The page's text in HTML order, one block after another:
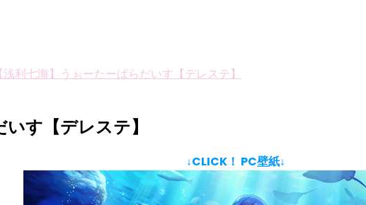
【浅利七海】うぉーたーぱらだいす【デレステ】
す【デレステ】
↓CLICK！ PC壁紙↓